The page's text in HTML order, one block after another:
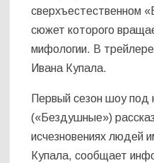
сверхъестественном
сюжет которого
мифологии. В
Ивана Купала.
Первый сезон шоу под
(«Бездушные»)
исчезновениях людей
Купала, сообщает